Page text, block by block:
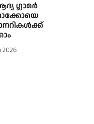
​ഗ്ലാമർ
2026